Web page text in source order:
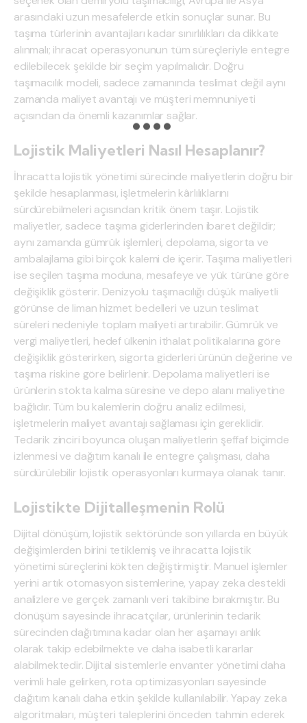
arasındaki uzun mesafelerde etkin sonuçlar sunar. Bu
taşıma türlerinin avantajları kadar sınırlılıkları da dikkate
alınmalı; ihracat operasyonunun tüm süreçleriyle entegre
edilebilecek şekilde bir seçim yapılmalıdır. Doğru
taşımacılık modeli, sadece zamanında teslimat değil aynı
zamanda maliyet avantajı ve müşteri memnuniyeti
açısından da önemli kazanımlar sağlar.
Lojistik Maliyetleri Nasıl Hesaplanır?
İhracatta lojistik yönetimi sürecinde maliyetlerin doğru bir
şekilde hesaplanması, işletmelerin kârlılıklarını
sürdürebilmeleri açısından kritik önem taşır. Lojistik
maliyetler, sadece taşıma giderlerinden ibaret değildir;
aynı zamanda gümrük işlemleri, depolama, sigorta ve
ambalajlama gibi birçok kalemi de içerir. Taşıma maliyetleri
ise seçilen taşıma moduna, mesafeye ve yük türüne göre
değişiklik gösterir. Denizyolu taşımacılığı düşük maliyetli
görünse de liman hizmet bedelleri ve uzun teslimat
süreleri nedeniyle toplam maliyeti artırabilir. Gümrük ve
vergi maliyetleri, hedef ülkenin ithalat politikalarına göre
değişiklik gösterirken, sigorta giderleri ürünün değerine ve
taşıma riskine göre belirlenir. Depolama maliyetleri ise
ürünlerin stokta kalma süresine ve depo alanı maliyetine
bağlıdır. Tüm bu kalemlerin doğru analiz edilmesi,
işletmelerin maliyet avantajı sağlaması için gereklidir.
Tedarik zinciri boyunca oluşan maliyetlerin şeffaf biçimde
izlenmesi ve dağıtım kanalı ile entegre çalışması, daha
sürdürülebilir lojistik operasyonları kurmaya olanak tanır.
Lojistikte Dijitalleşmenin Rolü
Dijital dönüşüm, lojistik sektöründe son yıllarda en büyük
değişimlerden birini tetiklemiş ve ihracatta lojistik
yönetimi süreçlerini kökten değiştirmiştir. Manuel işlemler
yerini artık otomasyon sistemlerine, yapay zeka destekli
analizlere ve gerçek zamanlı veri takibine bırakmıştır. Bu
dönüşüm sayesinde ihracatçılar, ürünlerinin tedarik
sürecinden dağıtımına kadar olan her aşamayı anlık
olarak takip edebilmekte ve daha isabetli kararlar
alabilmektedir. Dijital sistemlerle envanter yönetimi daha
verimli hale gelirken, rota optimizasyonları sayesinde
dağıtım kanalı daha etkin şekilde kullanılabilir. Yapay zeka
algoritmaları, müşteri taleplerini önceden tahmin ederek